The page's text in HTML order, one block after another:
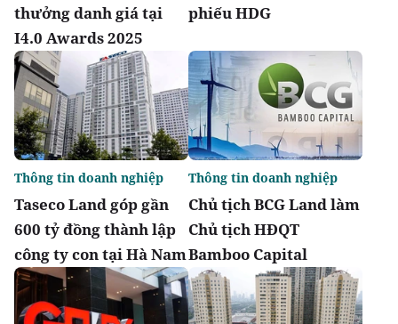
thưởng danh giá tại
I4.0 Awards 2025
phiếu HDG
Taseco Land góp gần
600 tỷ đồng thành lập
công ty con tại Hà Nam
Thông tin doanh nghiệp
Chủ tịch BCG Land làm
Chủ tịch HĐQT
Bamboo Capital
Thông tin doanh nghiệp